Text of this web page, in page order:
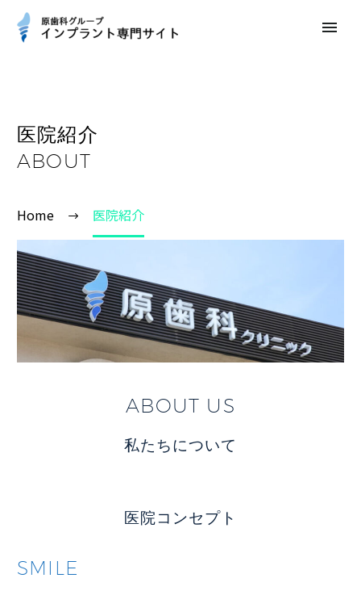
医院紹介
ABOUT
Home 医院紹介
ABOUT US
私たちについて
医院コンセプト
SMILE